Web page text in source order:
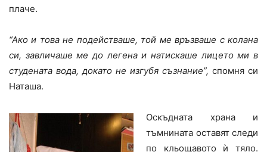
плаче.
“Ако и това не подействаше, той ме връзваше с колана
си, завличаше ме до легена и натискаше лицето ми в
студената вода, докато не изгубя съзнание”, спомня си
Наташа.
Оскъдната храна и
тъмнината оставят следи
по кльощавото ѝ тяло.